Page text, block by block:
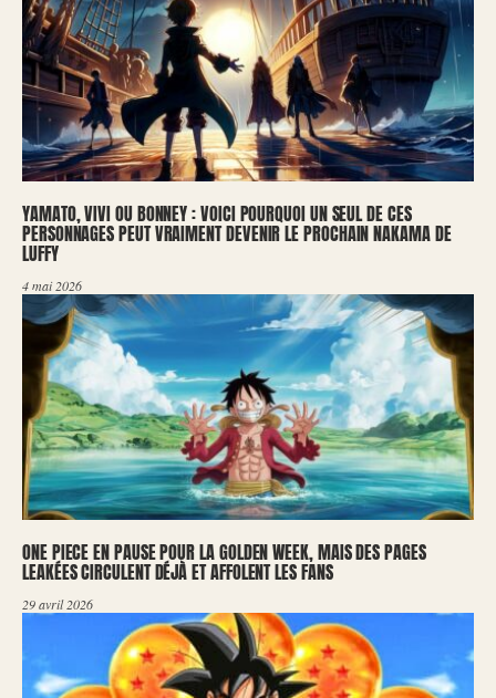
YAMATO, VIVI OU BONNEY : VOICI POURQUOI UN SEUL DE CES
PERSONNAGES PEUT VRAIMENT DEVENIR LE PROCHAIN NAKAMA DE
LUFFY
4 mai 2026
ONE PIECE EN PAUSE POUR LA GOLDEN WEEK, MAIS DES PAGES
LEAKÉES CIRCULENT DÉJÀ ET AFFOLENT LES FANS
29 avril 2026